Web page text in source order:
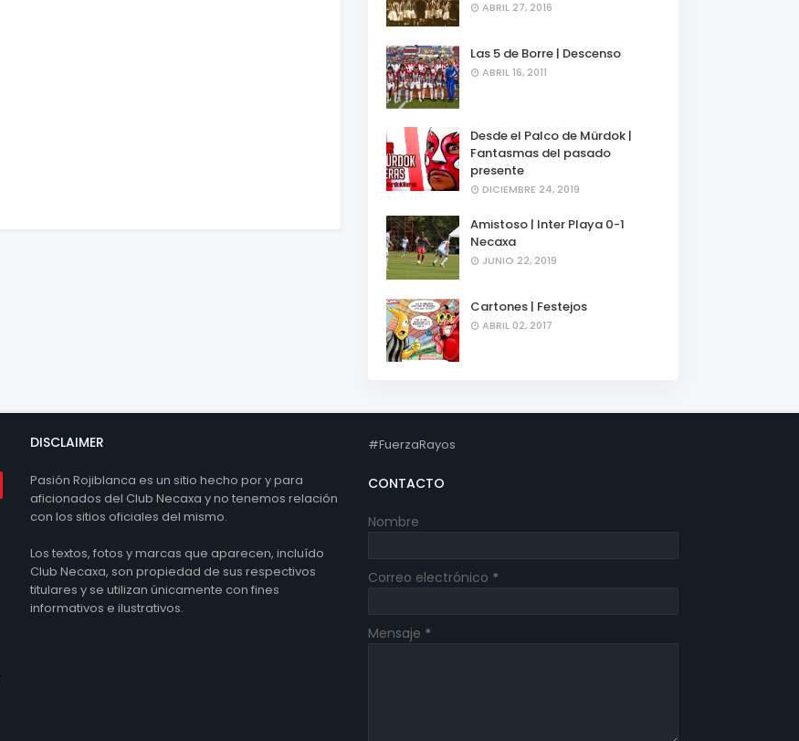
ABRIL 27, 2016
Las 5 de Borre | Descenso
ABRIL 16, 2011
Desde el Palco de Mürdok |
Fantasmas del pasado
presente
DICIEMBRE 24, 2019
Amistoso | Inter Playa 0-1
Necaxa
JUNIO 22, 2019
Cartones | Festejos
ABRIL 02, 2017
DISCLAIMER
Pasión Rojiblanca es un sitio hecho por y para
aficionados del Club Necaxa y no tenemos relación
con los sitios oficiales del mismo.
Los textos, fotos y marcas que aparecen, incluído
Club Necaxa, son propiedad de sus respectivos
titulares y se utilizan únicamente con fines
informativos e ilustrativos.
#FuerzaRayos
CONTACTO
Nombre
Correo electrónico *
Mensaje *